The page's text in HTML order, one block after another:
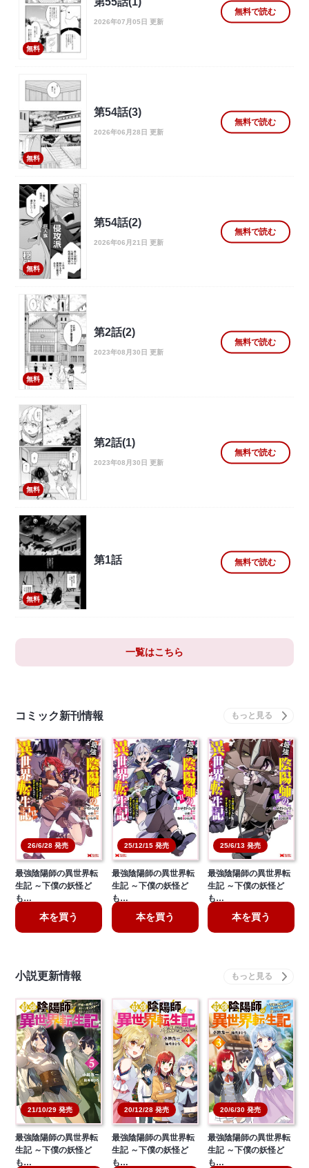
無料
2026年07月05日 更新
無料で読む
無料
第54話(3)
2026年06月28日 更新
無料で読む
無料
第54話(2)
2026年06月21日 更新
無料で読む
無料
第2話(2)
2023年08月30日 更新
無料で読む
無料
第2話(1)
2023年08月30日 更新
無料で読む
無料
第1話 無料で読む
一覧はこちら
コミック新刊情報
26/6/28 発売
最強陰陽師の異世界転
生記 ～下僕の妖怪ど
も…
本を買う
25/12/15 発売
最強陰陽師の異世界転
生記 ～下僕の妖怪ど
も…
本を買う
25/6/13 発売
最強陰陽師の異世界転
生記 ～下僕の妖怪ど
も…
本を買う
小説更新情報
21/10/29 発売
最強陰陽師の異世界転
生記 ～下僕の妖怪ど
も…
20/12/28 発売
最強陰陽師の異世界転
生記 ～下僕の妖怪ど
も…
20/6/30 発売
最強陰陽師の異世界転
生記 ～下僕の妖怪ど
も…